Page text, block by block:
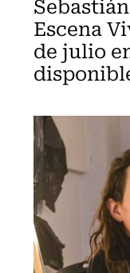
Escena
de julio